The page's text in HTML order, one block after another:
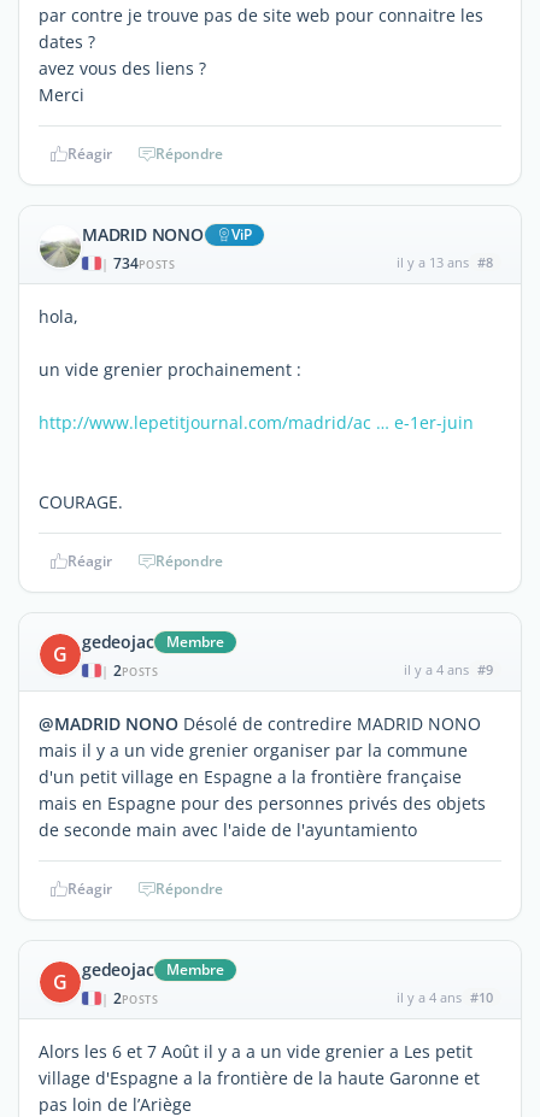
par contre je trouve pas de site web pour connaitre les
dates ?
avez vous des liens ?
Merci
Réagir Répondre
MADRID NONO ViP
| 734POSTS il y a 13 ans #8
hola,
un vide grenier prochainement :
http://www.lepetitjournal.com/madrid/ac … e-1er-juin
COURAGE.
Réagir Répondre
G gedeojac Membre
| 2POSTS il y a 4 ans #9
@MADRID NONO Désolé de contredire MADRID NONO
mais il y a un vide grenier organiser par la commune
d'un petit village en Espagne a la frontière française
mais en Espagne pour des personnes privés des objets
de seconde main avec l'aide de l'ayuntamiento
Réagir Répondre
G gedeojac Membre
| 2POSTS il y a 4 ans #10
Alors les 6 et 7 Août il y a a un vide grenier a Les petit
village d'Espagne a la frontière de la haute Garonne et
pas loin de l’Ariège